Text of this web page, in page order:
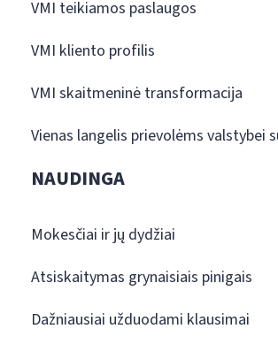
VMI teikiamos paslaugos
VMI kliento profilis
VMI skaitmeninė transformacija
Vienas langelis prievolėms valstybei
NAUDINGA
Mokesčiai ir jų dydžiai
Atsiskaitymas grynaisiais pinigais
Dažniausiai užduodami klausimai